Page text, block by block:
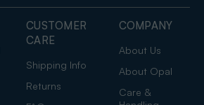
CUSTOMER
CARE
Shipping Info
Returns
COMPANY
About Us
About Opal
Care &